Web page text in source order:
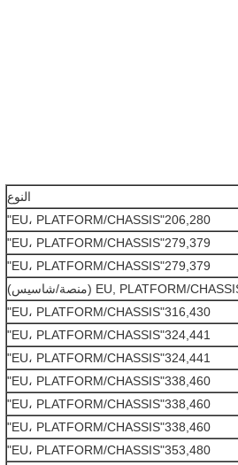
النوع
206,280"EU، PLATFORM/CHASSIS"
279,379"EU، PLATFORM/CHASSIS"
279,379"EU، PLATFORM/CHASSIS"
316,430"EU، PLATFORM/CHASSIS"
324,441"EU، PLATFORM/CHASSIS"
324,441"EU، PLATFORM/CHASSIS"
338,460"EU، PLATFORM/CHASSIS"
338,460"EU، PLATFORM/CHASSIS"
338,460"EU، PLATFORM/CHASSIS"
353,480"EU، PLATFORM/CHASSIS"